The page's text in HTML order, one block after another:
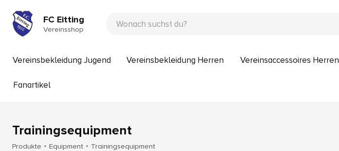
FC Eitting
Vereinsshop
Vereinsbekleidung Jugend Vereinsbekleidung Herren Vereinsaccessoires Herren
Fanartikel
Trainingsequipment
Produkte Equipment Trainingsequipment